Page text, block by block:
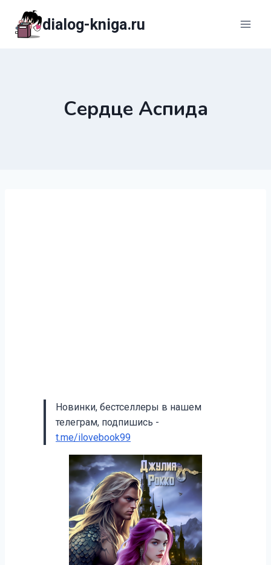
содержимому
dialog-kniga.ru
Сердце Аспида
Новинки, бестселлеры в нашем
телеграм, подпишись -
t.me/ilovebook99